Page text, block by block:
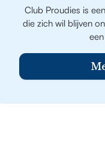
Club Proudies is
die zich wil blijven